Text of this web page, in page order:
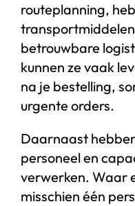
routeplanning,
betrouwbare
kunnen ze vaak
na je bestelling,
urgente orders.
Daarnaast
personeel en
verwerken. Waar
misschien één